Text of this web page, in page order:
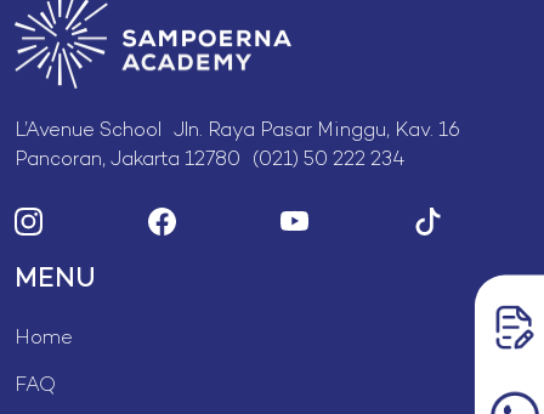
L’Avenue School Jln. Raya Pasar Minggu, Kav. 16
Pancoran, Jakarta 12780 (021) 50 222 234
MENU
Home
FAQ